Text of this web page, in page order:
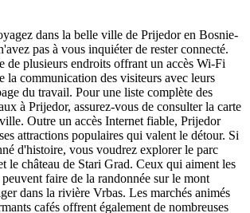
dans la belle ville de Prijedor en Bosnie-
pas à vous inquiéter de rester connecté.
de plusieurs endroits offrant un accès Wi-Fi
la communication des visiteurs avec leurs
du travail. Pour une liste complète des
à Prijedor, assurez-vous de consulter la carte
Outre un accès Internet fiable, Prijedor
attractions populaires qui valent le détour. Si
d'histoire, vous voudrez explorer le parc
le château de Stari Grad. Ceux qui aiment les
faire de la randonnée sur le mont
dans la rivière Vrbas. Les marchés animés
cafés offrent également de nombreuses